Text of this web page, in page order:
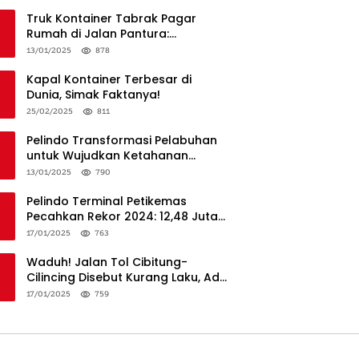
Truk Kontainer Tabrak Pagar
Rumah di Jalan Pantura:
Kronologi dan Langkah
13/01/2025 878
Kapal Kontainer Terbesar di
Dunia, Simak Faktanya!
25/02/2025 811
Pelindo Transformasi Pelabuhan
untuk Wujudkan Ketahanan
Logistik dan Daya Saing Global
13/01/2025 790
Pelindo Terminal Petikemas
Pecahkan Rekor 2024: 12,48 Juta
TEUs, Bukti Keunggulan Logistik
17/01/2025 763
Waduh! Jalan Tol Cibitung-
Cilincing Disebut Kurang Laku, Ada
Apa?
17/01/2025 759